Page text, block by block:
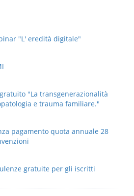
"L' eredità digitale"
"La transgenerazionalità
e trauma familiare."
pagamento quota annuale 28
gratuite per gli iscritti